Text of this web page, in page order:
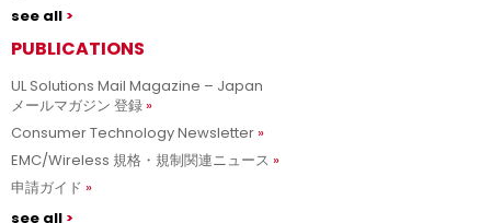
see all
PUBLICATIONS
UL Solutions Mail Magazine – Japan
メールマガジン 登録
Consumer Technology Newsletter
EMC/Wireless 規格・規制関連ニュース
申請ガイド
see all